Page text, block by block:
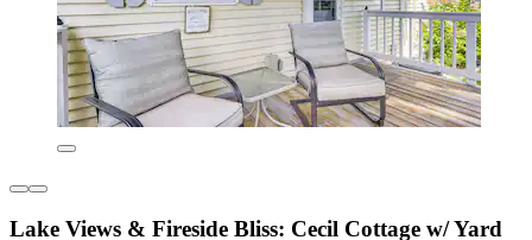
Lake Views & Fireside Bliss: Cecil Cottage w/ Yard